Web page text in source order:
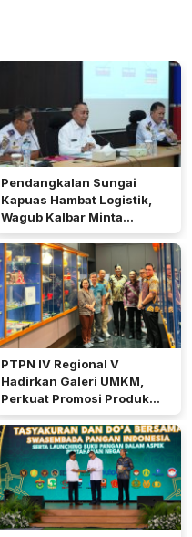
Pendangkalan Sungai
Kapuas Hambat Logistik,
Wagub Kalbar Minta
Pengerukan Diprioritaskan
PTPN IV Regional V
Hadirkan Galeri UMKM,
Perkuat Promosi Produk
Mitra Binaan Melalui Inovasi
Digital